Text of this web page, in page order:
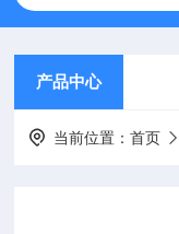
产品中心
当前位置：首页